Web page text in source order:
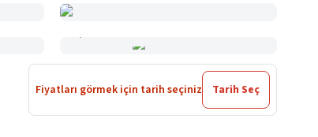
Fiyatları görmek için tarih seçiniz Tarih Seç